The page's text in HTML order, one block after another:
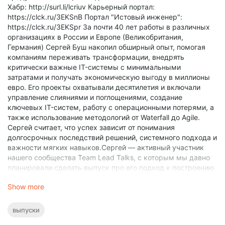
для промо человека?01:35:00 - Бизнес менеджер /
CEO01:44:50 - Хобби / Каналы про инвестиции01:49:00 -
Как учиться дальше, когда не понятно что учитьTeam Lead
Talks — подкаст про лидерство жизнь и технологии.
Ведущие Егор Балышев и Дима Рожков в айти с 2007 года и
за это время выросли из разработчиков до тим лидов. На
подкасте Егор и Дима делятся своим опытом и разбирают
ситуации из работы и жизни.
Хабр: http://surl.li/lcriuv Карьерный портал:
https://clck.ru/3EKSnB Портал "Истовый инженер":
https://clck.ru/3EKSpr За почти 40 лет работы в различных
организациях в России и Европе (Великобритания,
Германия) Сергей Буш накопил обширный опыт, помогая
компаниям переживать трансформации, внедрять
критически важные IT-системы с минимальными
затратами и получать экономическую выгоду в миллионы
евро. Его проекты охватывали десятилетия и включали
управление слияниями и поглощениями, создание
ключевых IT-систем, работу с операционными потерями, а
также использование методологий от Waterfall до Agile.
Сергей считает, что успех зависит от понимания
долгосрочных последствий решений, системного подхода и
важности мягких навыков.Сергей — активный участник
нашего сообщества Team Lead Talks, с которым мы давно
планировали сделать выпуск про его подход к построению
https://teamleadtalks.com/munity/Ссылки из видео
Буш00:01:40 - lab321, *321 история названия00:04:00 -
Show more
выпуски